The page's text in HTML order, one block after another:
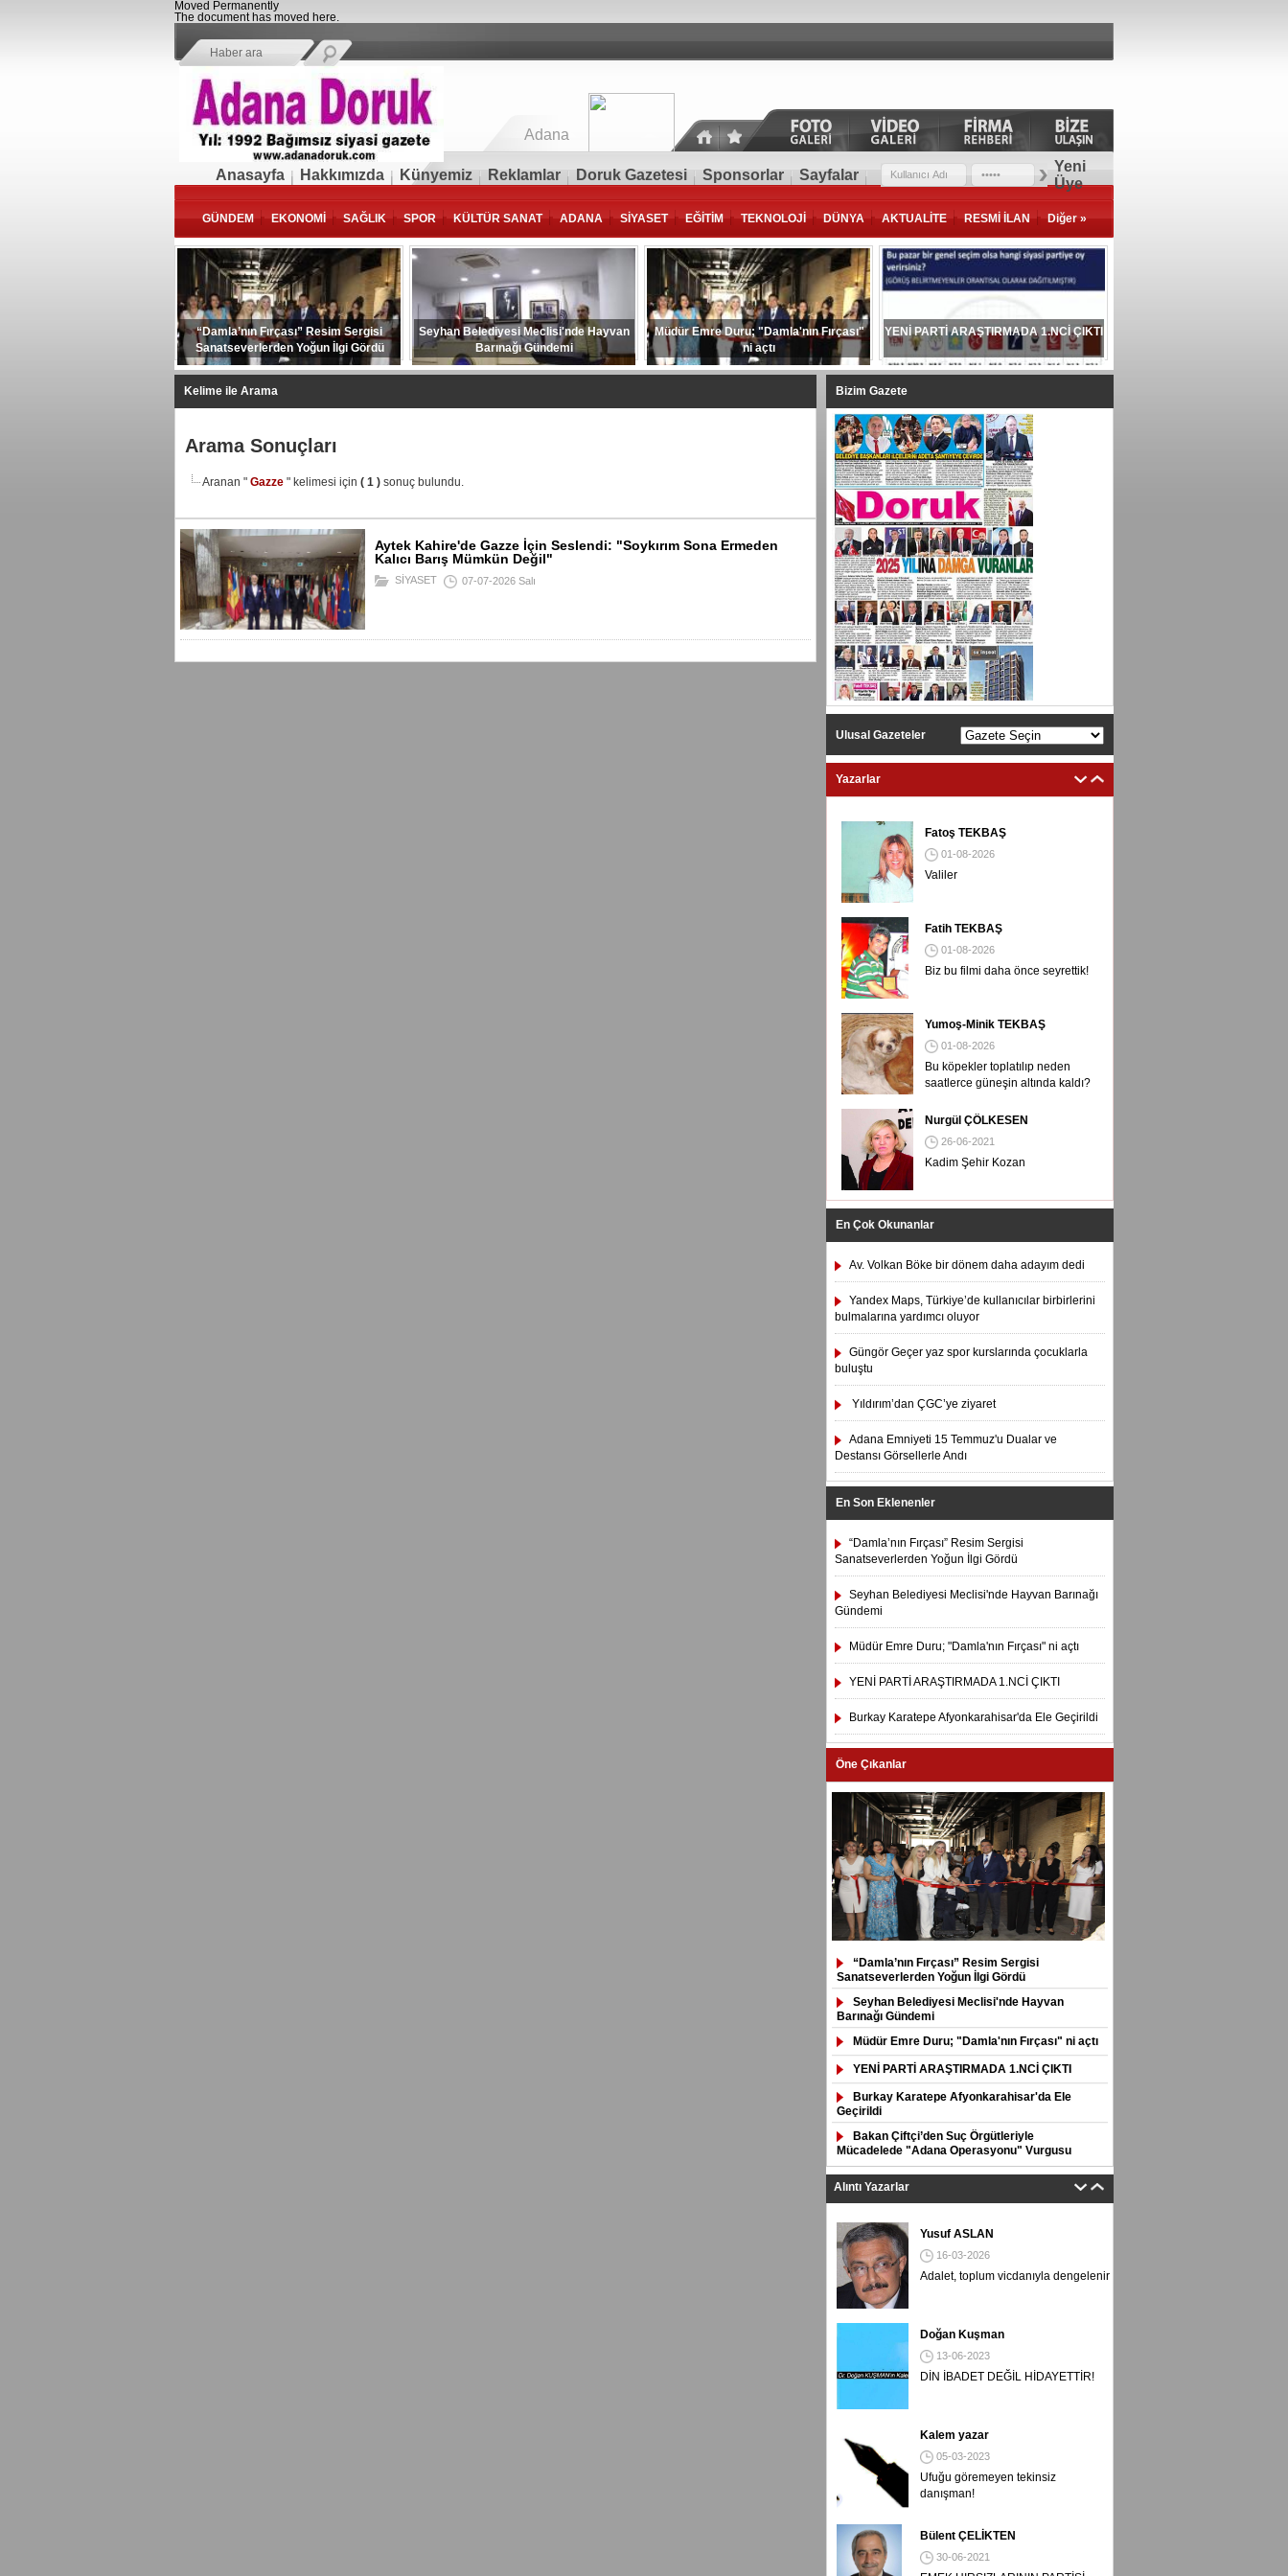
Moved Permanently
The document has moved here.
Adana
Anasayfa Hakkımızda Künyemiz Reklamlar Doruk Gazetesi Sponsorlar Sayfalar
Yeni
Üye
GÜNDEM EKONOMİ SAĞLIK SPOR KÜLTÜR SANAT ADANA SİYASET EĞİTİM TEKNOLOJİ DÜNYA AKTUALİTE RESMİ İLAN Diğer »
“Damla’nın Fırçası” Resim Sergisi
Sanatseverlerden Yoğun İlgi Gördü
Seyhan Belediyesi Meclisi'nde Hayvan
Barınağı Gündemi
Müdür Emre Duru; "Damla'nın Fırçası"
ni açtı
YENİ PARTİ ARAŞTIRMADA 1.NCİ ÇIKTI
Kelime ile Arama
Arama Sonuçları
Aranan " Gazze " kelimesi için ( 1 ) sonuç bulundu.
Aytek Kahire'de Gazze İçin Seslendi: "Soykırım Sona Ermeden
Kalıcı Barış Mümkün Değil"
SİYASET 07-07-2026 Salı
Bizim Gazete
Ulusal Gazeteler
Yazarlar
Fatoş TEKBAŞ
01-08-2026
Valiler
Fatih TEKBAŞ
01-08-2026
Biz bu filmi daha önce seyrettik!
Yumoş-Minik TEKBAŞ
01-08-2026
Bu köpekler toplatılıp neden
saatlerce güneşin altında kaldı?
Nurgül ÇÖLKESEN
26-06-2021
Kadim Şehir Kozan
En Çok Okunanlar
Av. Volkan Böke bir dönem daha adayım dedi
Yandex Maps, Türkiye’de kullanıcılar birbirlerini
bulmalarına yardımcı oluyor
Güngör Geçer yaz spor kurslarında çocuklarla
buluştu
Yıldırım’dan ÇGC’ye ziyaret
Adana Emniyeti 15 Temmuz'u Dualar ve
Destansı Görsellerle Andı
En Son Eklenenler
“Damla’nın Fırçası” Resim Sergisi
Sanatseverlerden Yoğun İlgi Gördü
Seyhan Belediyesi Meclisi'nde Hayvan Barınağı
Gündemi
Müdür Emre Duru; "Damla'nın Fırçası" ni açtı
YENİ PARTİ ARAŞTIRMADA 1.NCİ ÇIKTI
Burkay Karatepe Afyonkarahisar'da Ele Geçirildi
Öne Çıkanlar
“Damla’nın Fırçası” Resim Sergisi
Sanatseverlerden Yoğun İlgi Gördü
Seyhan Belediyesi Meclisi'nde Hayvan
Barınağı Gündemi
Müdür Emre Duru; "Damla'nın Fırçası" ni açtı
YENİ PARTİ ARAŞTIRMADA 1.NCİ ÇIKTI
Burkay Karatepe Afyonkarahisar'da Ele
Geçirildi
Bakan Çiftçi’den Suç Örgütleriyle
Mücadelede "Adana Operasyonu" Vurgusu
Alıntı Yazarlar
Yusuf ASLAN
16-03-2026
Adalet, toplum vicdanıyla dengelenir
Doğan Kuşman
13-06-2023
DİN İBADET DEĞİL HİDAYETTİR!
Kalem yazar
05-03-2023
Ufuğu göremeyen tekinsiz
danışman!
Bülent ÇELİKTEN
30-06-2021